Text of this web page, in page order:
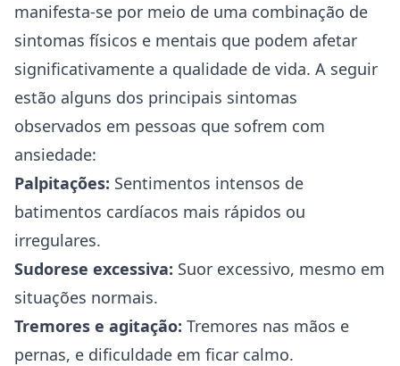
manifesta-se por meio de uma combinação de
sintomas físicos e mentais que podem afetar
significativamente a qualidade de vida. A seguir
estão alguns dos principais sintomas
observados em pessoas que sofrem com
ansiedade:
Palpitações: Sentimentos intensos de
batimentos cardíacos mais rápidos ou
irregulares.
Sudorese excessiva: Suor excessivo, mesmo em
situações normais.
Tremores e agitação: Tremores nas mãos e
pernas, e dificuldade em ficar calmo.